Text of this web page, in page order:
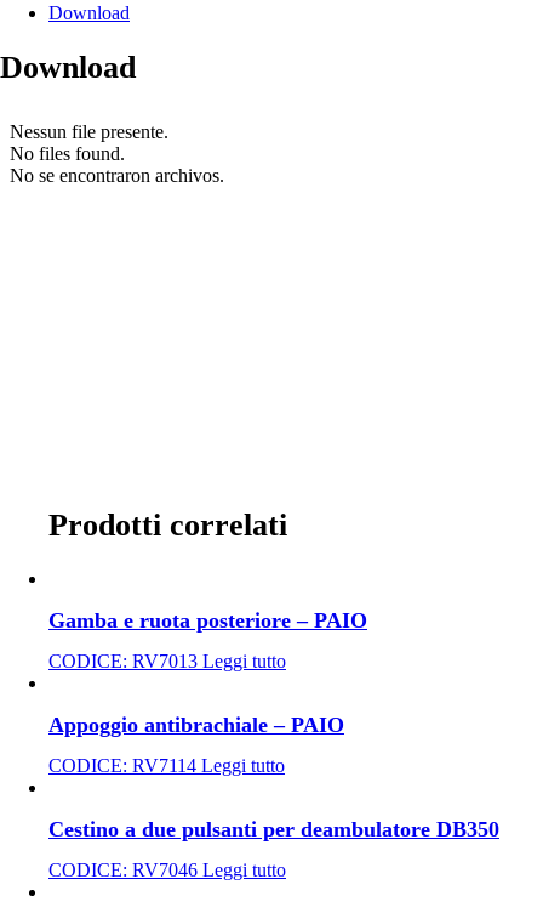
Download
Download
Prodotti correlati
Gamba e ruota posteriore – PAIO
CODICE: RV7013 Leggi tutto
Appoggio antibrachiale – PAIO
CODICE: RV7114 Leggi tutto
Cestino a due pulsanti per deambulatore DB350
CODICE: RV7046 Leggi tutto